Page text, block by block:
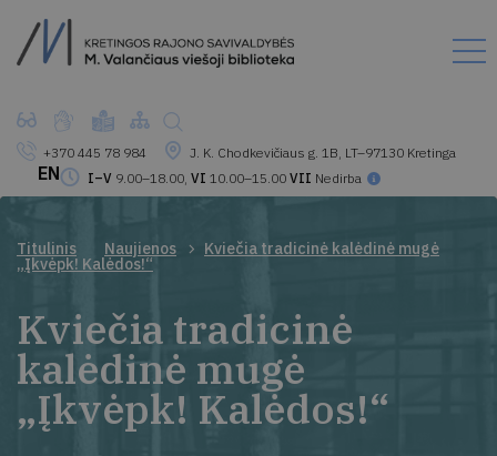
+370 445 78 984
J. K. Chodkevičiaus g. 1B, LT–97130 Kretinga
I–V 9.00–18.00, VI 10.00–15.00 VII Nedirba
EN
Titulinis Naujienos Kviečia tradicinė kalėdinė mugė
„Įkvėpk! Kalėdos!“
Kviečia tradicinė
kalėdinė mugė
„Įkvėpk! Kalėdos!“